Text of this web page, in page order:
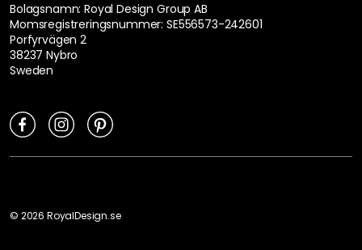
Bolagsnamn: Royal Design Group AB
Momsregistreringsnummer: SE556573-242601
Porfyrvägen 2
38237 Nybro
Sweden